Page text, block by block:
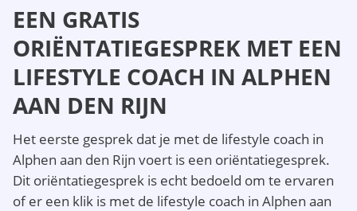
EEN GRATIS
ORIËNTATIEGESPREK MET EEN
LIFESTYLE COACH IN ALPHEN
AAN DEN RIJN
Het eerste gesprek dat je met de lifestyle coach in
Alphen aan den Rijn voert is een oriëntatiegesprek.
Dit oriëntatiegesprek is echt bedoeld om te ervaren
of er een klik is met de lifestyle coach in Alphen aan